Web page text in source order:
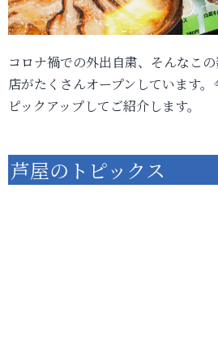
コロナ禍での外出自粛、そんなこ
店がたくさんオープンしています
ピックアップしてご紹介します。
芦屋のトピックス